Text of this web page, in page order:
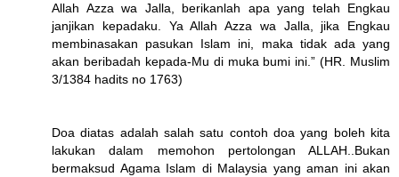
Allah Azza wa Jalla, berikanlah apa yang telah Engkau
janjikan kepadaku. Ya Allah Azza wa Jalla, jika Engkau
membinasakan pasukan Islam ini, maka tidak ada yang
akan beribadah kepada-Mu di muka bumi ini.” (HR. Muslim
3/1384 hadits no 1763)
Doa diatas adalah salah satu contoh doa yang boleh kita
lakukan dalam memohon pertolongan ALLAH..Bukan
bermaksud Agama Islam di Malaysia yang aman ini akan